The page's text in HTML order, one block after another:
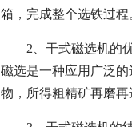
箱，完成整个选铁过程
2、干式磁选机的
磁选是一种应用广泛
物，所得粗精矿再磨再